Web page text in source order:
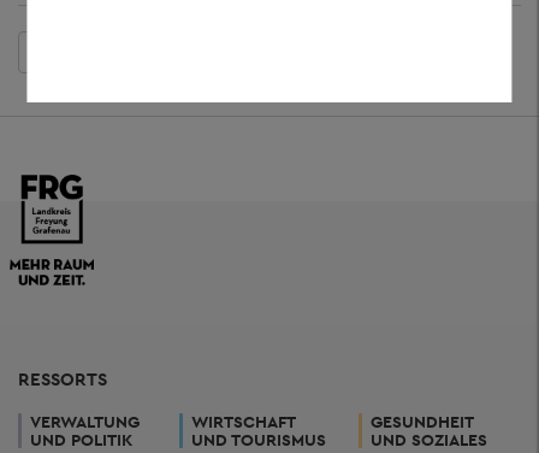
RESSORTS
VERWALTUNG
UND POLITIK
WIRTSCHAFT
UND TOURISMUS
GESUNDHEIT
UND SOZIALES